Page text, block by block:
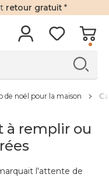
retour gratuit *
de noël pour la maison
à remplir ou
l'attente de